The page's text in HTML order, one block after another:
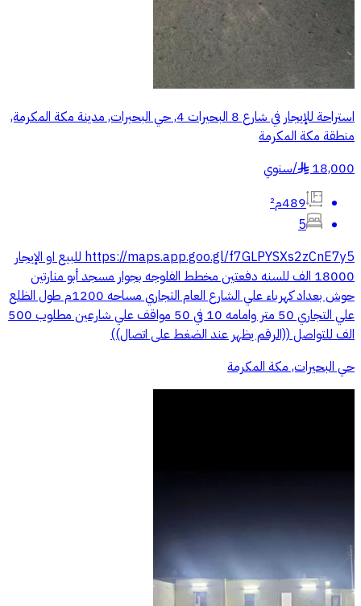
استراحة للإيجار في شارع 8 البحيرات 4, حي البحيرات, مدينة مكة المكرمة,
منطقة مكة المكرمة
18,000
§
/سنوي
489م²
5
https://maps.app.goo.gl/f7GLPYSXs2zCnE7y5 للبيع او الإيجار
18000 الف للسنه دفعتين مخطط الفلوجه بجوار مسجد أبو منارتين
حوش بعداد كهرباء علي الشارع العام التجاري مساحه 1200م طول الظلع
علي التجاري 50 متر وامامه 10 في 50 مواقف علي شارعين مطلوب 500
الف للتواصل ((الرقم يظهر عند الضغط على اتصال))
حي البحيرات, مكة المكرمة